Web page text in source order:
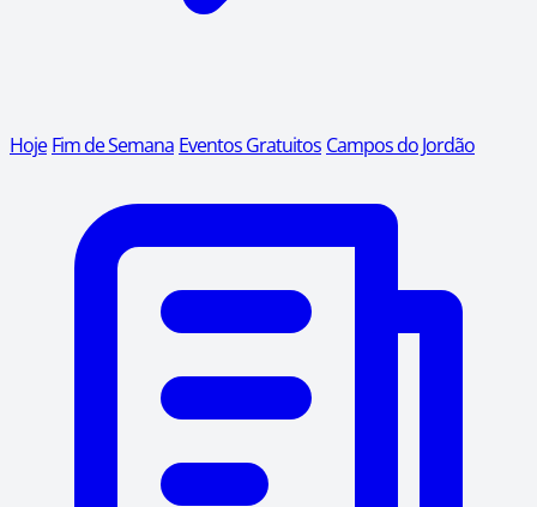
Hoje Fim de Semana Eventos Gratuitos Campos do Jordão